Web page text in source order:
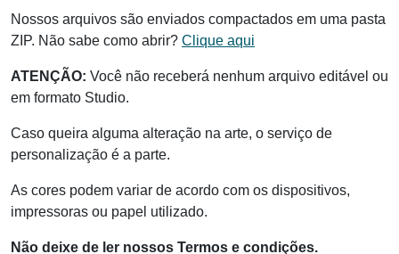
Nossos arquivos são enviados compactados em uma pasta
ZIP. Não sabe como abrir? Clique aqui
ATENÇÃO: Você não receberá nenhum arquivo editável ou
em formato Studio.
Caso queira alguma alteração na arte, o serviço de
personalização é a parte.
As cores podem variar de acordo com os dispositivos,
impressoras ou papel utilizado.
Não deixe de ler nossos Termos e condições.